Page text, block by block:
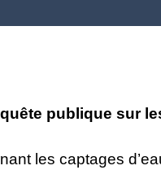
publique sur
les captages